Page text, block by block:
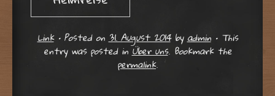
Link • Posted on31. August 2014byadmin • This
entry was posted inÜber uns. Bookmark the
permalink.